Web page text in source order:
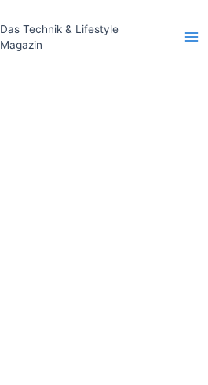
Das Technik & Lifestyle
Magazin